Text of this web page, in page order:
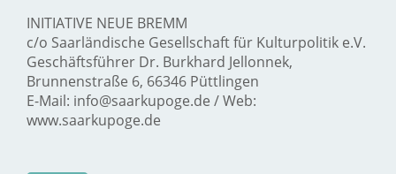
INITIATIVE NEUE BREMM
c/o Saarländische Gesellschaft für Kulturpolitik e.V.
Geschäftsführer Dr. Burkhard Jellonnek,
Brunnenstraße 6, 66346 Püttlingen
E-Mail: info@saarkupoge.de / Web:
www.saarkupoge.de